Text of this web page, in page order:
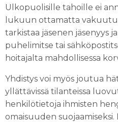
Ulkopuolisille tahoille ei
lukuun ottamatta
tarkistaa jäsenen jäsenyys
puhelimitse tai
hoitajalta mahdollisessa
Yhdistys voi myös joutua
yllättävissä tilanteissa
henkilötietoja ihmisten
omaisuuden suojaamiseksi.